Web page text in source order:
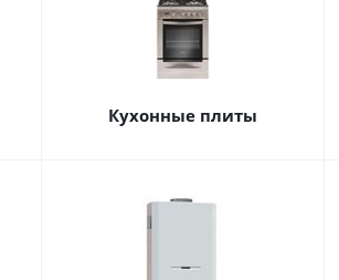
Кухонные плиты